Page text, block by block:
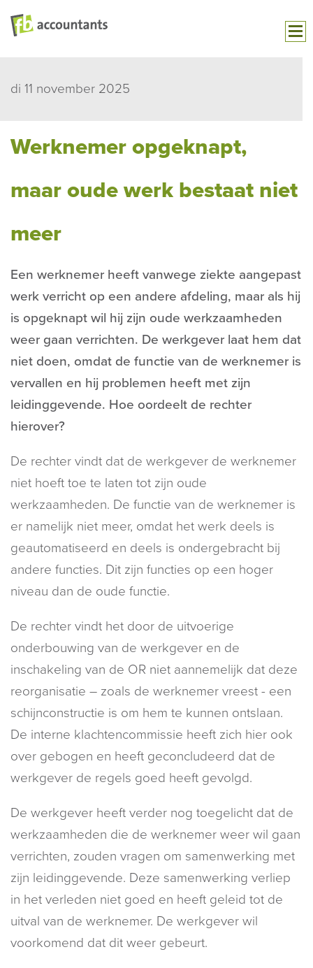
di 11 november 2025
Werknemer opgeknapt,
maar oude werk bestaat niet
meer
Een werknemer heeft vanwege ziekte aangepast
werk verricht op een andere afdeling, maar als hij
is opgeknapt wil hij zijn oude werkzaamheden
weer gaan verrichten. De werkgever laat hem dat
niet doen, omdat de functie van de werknemer is
vervallen en hij problemen heeft met zijn
leidinggevende. Hoe oordeelt de rechter
hierover?
De rechter vindt dat de werkgever de werknemer
niet hoeft toe te laten tot zijn oude
werkzaamheden. De functie van de werknemer is
er namelijk niet meer, omdat het werk deels is
geautomatiseerd en deels is ondergebracht bij
andere functies. Dit zijn functies op een hoger
niveau dan de oude functie.
De rechter vindt het door de uitvoerige
onderbouwing van de werkgever en de
inschakeling van de OR niet aannemelijk dat deze
reorganisatie – zoals de werknemer vreest - een
schijnconstructie is om hem te kunnen ontslaan.
De interne klachtencommissie heeft zich hier ook
over gebogen en heeft geconcludeerd dat de
werkgever de regels goed heeft gevolgd.
De werkgever heeft verder nog toegelicht dat de
werkzaamheden die de werknemer weer wil gaan
verrichten, zouden vragen om samenwerking met
zijn leidinggevende. Deze samenwerking verliep
in het verleden niet goed en heeft geleid tot de
uitval van de werknemer. De werkgever wil
voorkomend dat dit weer gebeurt.